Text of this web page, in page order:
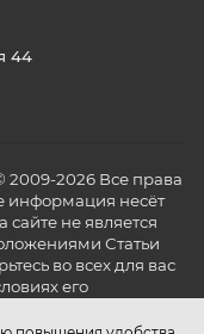
44
2009-2026 Все права
информация несёт
не является
Статьи
во всех для вас
его